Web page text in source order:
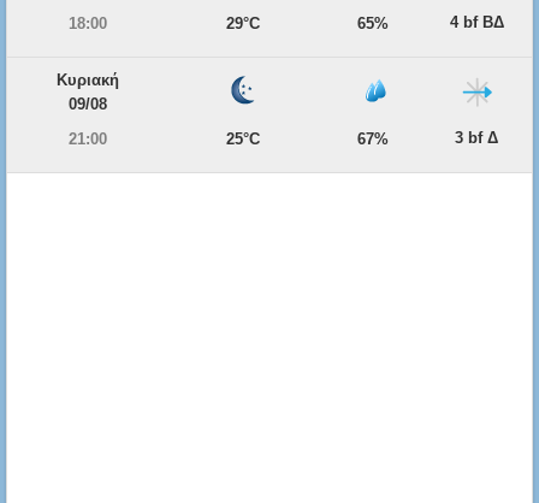
18:00
29°C 65% 4 bf ΒΔ
Κυριακή
09/08
21:00
25°C 67% 3 bf Δ